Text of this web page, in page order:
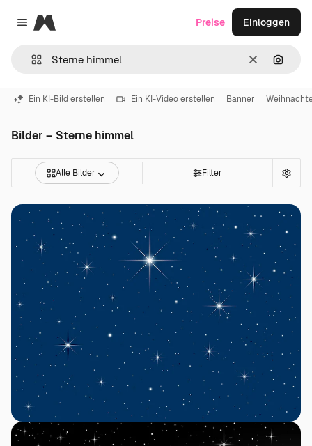
Close menu
Magnific
LöschenNach
Preise Einloggen
Ein KI-Bild erstellen Ein KI-Video erstellen Banner
Bilder – Sterne himmel
Alle Bilder Filter